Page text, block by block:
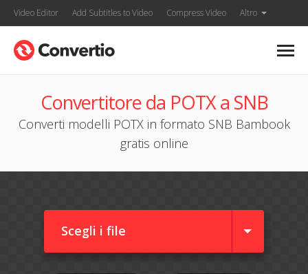
Video Editor Add Subtitles to Video Compress Video Altro
Convertitore da POTX a SNB
Converti modelli POTX in formato SNB Bambook
gratis online
Scegli i file